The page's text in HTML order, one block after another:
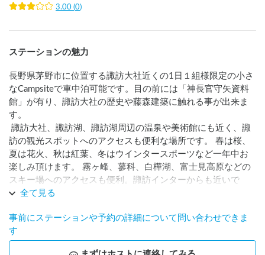
3.00 (0)
ステーションの魅力
長野県茅野市に位置する諏訪大社近くの1日１組様限定の小さ
なCampsiteで車中泊可能です。目の前には「神長官守矢資料
館」が有り、諏訪大社の歴史や藤森建築に触れる事が出来ま
す。
訪の観光スポットへのアクセスも便利な場所です。 春は桜、
夏は花火、秋は紅葉、冬はウインタースポーツなど一年中お
楽しみ頂けます。 霧ヶ峰、蓼科、白樺湖、富士見高原などの
スキー場へのアクセスも便利。諏訪インターからも近いで
す。
程の距離に位置します。
周辺には遊歩道もあるので自然散策にもオススメの場所で
す。
全て見る
事前にステーションや予約の詳細について問い合わせできま
す